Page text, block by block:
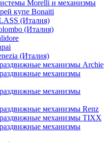
Morelli и механизмы
купе Bonaiti
(Италия)
(Италия)
(Италия)
механизмы Archie
механизмы
механизмы
механизмы Renz
механизмы TIXX
механизмы